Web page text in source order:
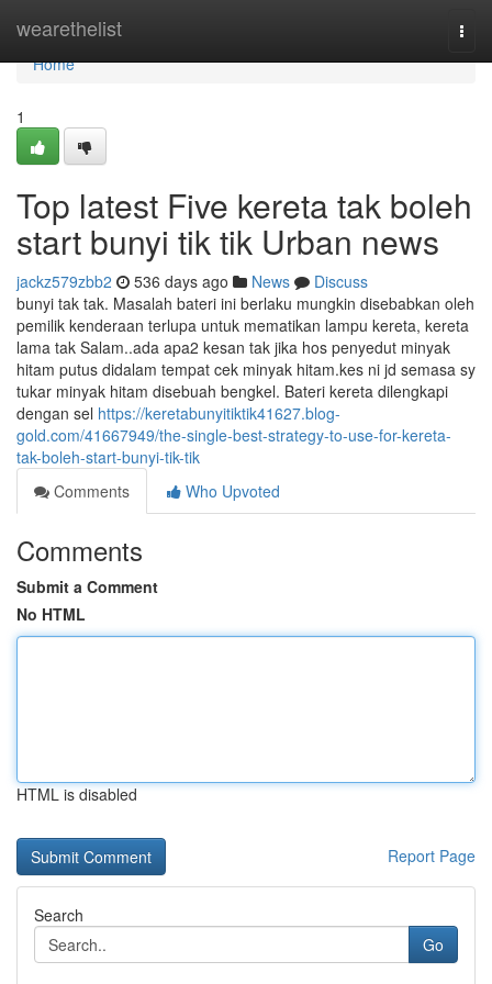
wearethelist
Home
Home
1
Top latest Five kereta tak boleh
start bunyi tik tik Urban news
jackz579zbb2 536 days ago News
Discuss
bunyi tak tak. Masalah bateri ini berlaku mungkin disebabkan oleh
pemilik kenderaan terlupa untuk mematikan lampu kereta, kereta
lama tak Salam..ada apa2 kesan tak jika hos penyedut minyak
hitam putus didalam tempat cek minyak hitam.kes ni jd semasa sy
tukar minyak hitam disebuah bengkel. Bateri kereta dilengkapi
dengan sel https://keretabunyitiktik41627.blog-
gold.com/41667949/the-single-best-strategy-to-use-for-kereta-
tak-boleh-start-bunyi-tik-tik
Comments
Who Upvoted
Comments
Submit a Comment
No HTML
HTML is disabled
Report Page
Search
Go